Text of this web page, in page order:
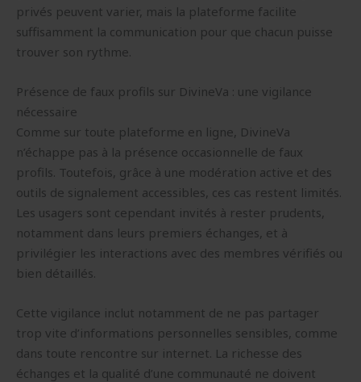
privés peuvent varier, mais la plateforme facilite
suffisamment la communication pour que chacun puisse
trouver son rythme.
Présence de faux profils sur DivineVa : une vigilance
nécessaire
Comme sur toute plateforme en ligne, DivineVa
n’échappe pas à la présence occasionnelle de faux
profils. Toutefois, grâce à une modération active et des
outils de signalement accessibles, ces cas restent limités.
Les usagers sont cependant invités à rester prudents,
notamment dans leurs premiers échanges, et à
privilégier les interactions avec des membres vérifiés ou
bien détaillés.
Cette vigilance inclut notamment de ne pas partager
trop vite d’informations personnelles sensibles, comme
dans toute rencontre sur internet. La richesse des
échanges et la qualité d’une communauté ne doivent